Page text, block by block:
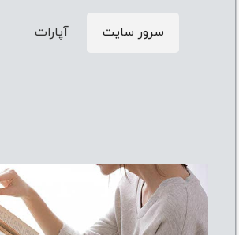
سرور سایت آپارات